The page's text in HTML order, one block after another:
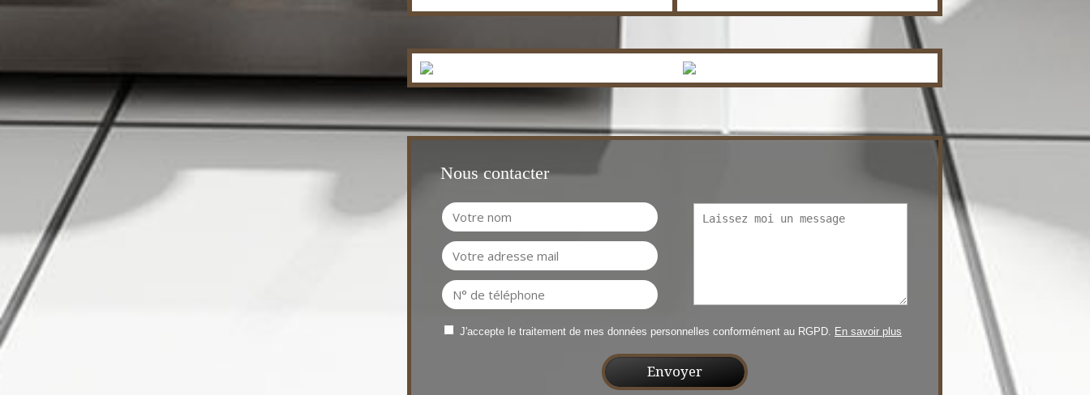
Nous contacter
J'accepte le traitement de mes données personnelles conformément au RGPD. En savoir plus